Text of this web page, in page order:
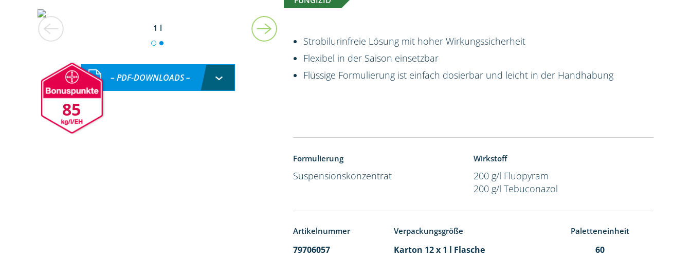
1 l
85
– PDF-DOWNLOADS –
Strobilurinfreie Lösung mit hoher Wirkungssicherheit
Flexibel in der Saison einsetzbar
Flüssige Formulierung ist einfach dosierbar und leicht in der Handhabung
Formulierung
Suspensionskonzentrat
Wirkstoff
200 g/l Fluopyram
200 g/l Tebuconazol
Artikelnummer Verpackungsgröße Paletteneinheit
79706057 Karton 12 x 1 l Flasche
60